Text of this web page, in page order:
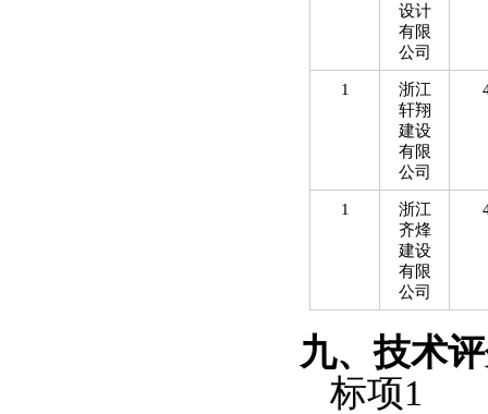
设计
有限
公司
1
浙江
轩翔
建设
有限
公司
1
浙江
齐烽
建设
有限
公司
九、技术
标项1